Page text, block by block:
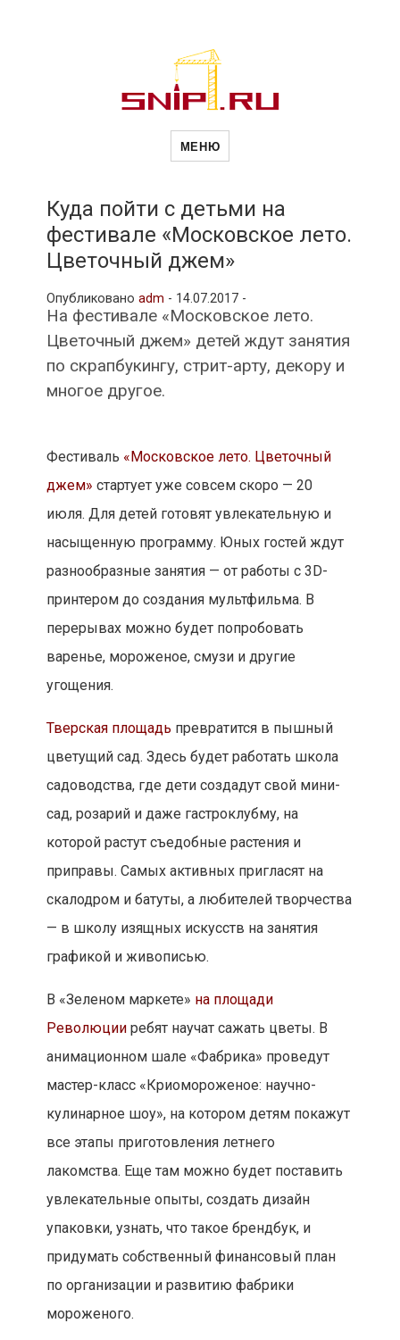
Новости
и
рубрики
МЕНЮ
Куда пойти с детьми на
фестивале «Московское лето.
Цветочный джем»
Опубликовано adm - 14.07.2017 -
На фестивале «Московское лето.
Цветочный джем» детей ждут занятия
по скрапбукингу, стрит-арту, декору и
многое другое.
Фестиваль «Московское лето. Цветочный
джем» стартует уже совсем скоро — 20
июля. Для детей готовят увлекательную и
насыщенную программу. Юных гостей ждут
разнообразные занятия — от работы с 3D-
принтером до создания мультфильма. В
перерывах можно будет попробовать
варенье, мороженое, смузи и другие
угощения.
Тверская площадь превратится в пышный
цветущий сад. Здесь будет работать школа
садоводства, где дети создадут свой мини-
сад, розарий и даже гастроклубму, на
которой растут съедобные растения и
приправы. Самых активных пригласят на
скалодром и батуты, а любителей творчества
— в школу изящных искусств на занятия
графикой и живописью.
В «Зеленом маркете» на площади
Революцииребят научат сажать цветы. В
анимационном шале «Фабрика» проведут
мастер-класс «Криомороженое: научно-
кулинарное шоу», на котором детям покажут
все этапы приготовления летнего
лакомства. Еще там можно будет поставить
увлекательные опыты, создать дизайн
упаковки, узнать, что такое брендбук, и
придумать собственный финансовый план
по организации и развитию фабрики
мороженого.